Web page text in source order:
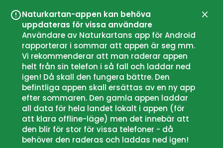
Naturkartan-appen kan behöva
uppdateras för vissa användare
Användare av Naturkartans app för Android
rapporterar i sommar att appen är seg mm.
Vi rekommenderar att man raderar appen
helt från sin telefon i så fall och laddar ned
igen! Då skall den fungera bättre. Den
befintliga appen skall ersättas av en ny app
efter sommaren. Den gamla appen laddar
all data för hela landet lokalt i appen (för
att klara offline-läge) men det innebär att
den blir för stor för vissa telefoner - då
behöver den raderas och laddas ned igen!